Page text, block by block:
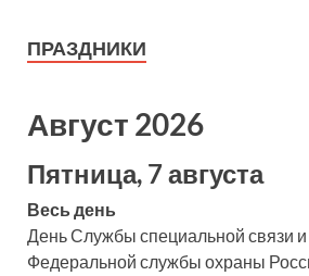
ПРАЗДНИКИ
Август 2026
Пятница, 7 августа
Весь день
День Службы специальной связи
Федеральной службы охраны